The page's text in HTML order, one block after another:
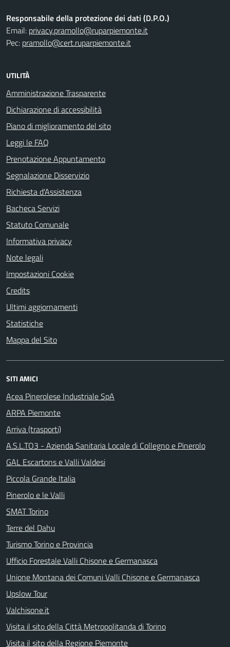
Responsabile della protezione dei dati (D.P.O.)
Email: privacy.pramollo@ruparpiemonte.it
Pec: pramollo@cert.ruparpiemonte.it
UTILITÀ
Amministrazione Trasparente
Dichiarazione di accessibilità
Piano di miglioramento del sito
Leggi le FAQ
Prenotazione Appuntamento
Segnalazione Disservizio
Richiesta d'Assistenza
Bacheca Servizi
Statuto Comunale
Informativa privacy
Note legali
Impostazioni Cookie
Credits
Ultimi aggiornamenti
Statistiche
Mappa del Sito
SITI AMICI
Acea Pinerolese Industriale SpA
ARPA Piemonte
Arriva (trasporti)
A.S.L.TO3 - Azienda Sanitaria Locale di Collegno e Pinerolo
GAL Escartons e Valli Valdesi
Piccola Grande Italia
Pinerolo e le Valli
SMAT Torino
Terre del Dahu
Turismo Torino e Provincia
Ufficio Forestale Valli Chisone e Germanasca
Unione Montana dei Comuni Valli Chisone e Germanasca
Upslow Tour
Valchisone.it
Visita il sito della Città Metropolitanda di Torino
Visita il sito della Regione Piemonte